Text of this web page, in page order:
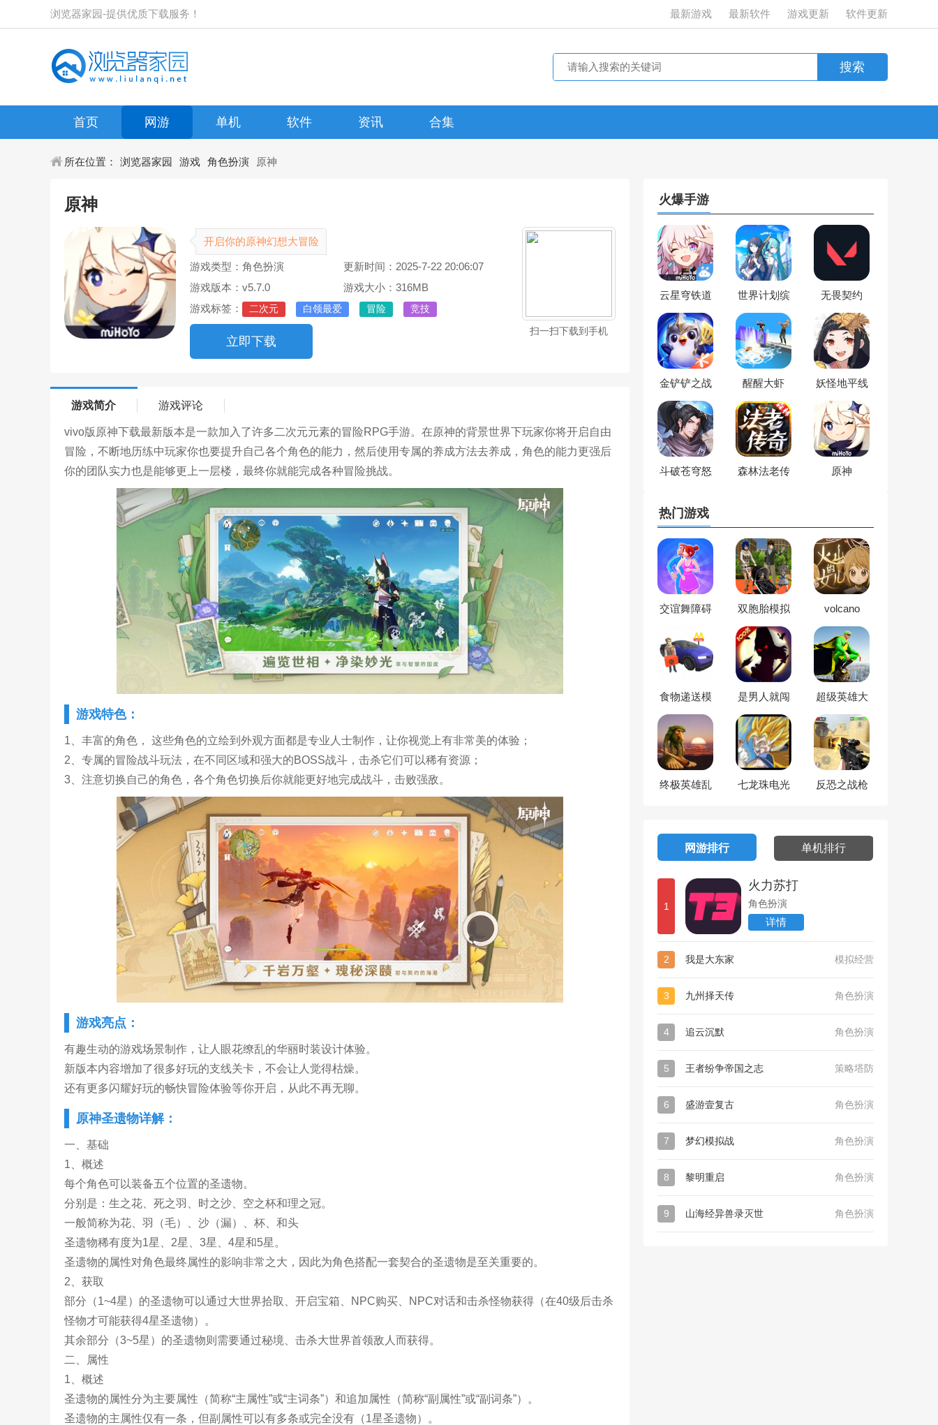
浏览器家园-提供优质下载服务！ 最新游戏 最新软件 游戏更新 软件更新
首页 网游 单机 软件 资讯 合集
所在位置： 浏览器家园 游戏 角色扮演 原神
原神
开启你的原神幻想大冒险
游戏类型：角色扮演
更新时间：2025-7-22 20:06:07
游戏版本：v5.7.0
游戏大小：316MB
游戏标签：
二次元 白领最爱 冒险 竞技
立即下载
扫一扫下载到手机
游戏简介 游戏评论
vivo版原神下载最新版本是一款加入了许多二次元元素的冒险RPG手游。在原神的背景世界下玩家你将开启自由
冒险，不断地历练中玩家你也要提升自己各个角色的能力，然后使用专属的养成方法去养成，角色的能力更强后
你的团队实力也是能够更上一层楼，最终你就能完成各种冒险挑战。
游戏特色：
1、丰富的角色， 这些角色的立绘到外观方面都是专业人士制作，让你视觉上有非常美的体验；
2、专属的冒险战斗玩法，在不同区域和强大的BOSS战斗，击杀它们可以稀有资源；
3、注意切换自己的角色，各个角色切换后你就能更好地完成战斗，击败强敌。
游戏亮点：
有趣生动的游戏场景制作，让人眼花缭乱的华丽时装设计体验。
新版本内容增加了很多好玩的支线关卡，不会让人觉得枯燥。
还有更多闪耀好玩的畅快冒险体验等你开启，从此不再无聊。
原神圣遗物详解：
一、基础
1、概述
每个角色可以装备五个位置的圣遗物。
分别是：生之花、死之羽、时之沙、空之杯和理之冠。
一般简称为花、羽（毛）、沙（漏）、杯、和头
圣遗物稀有度为1星、2星、3星、4星和5星。
圣遗物的属性对角色最终属性的影响非常之大，因此为角色搭配一套契合的圣遗物是至关重要的。
2、获取
部分（1~4星）的圣遗物可以通过大世界拾取、开启宝箱、NPC购买、NPC对话和击杀怪物获得（在40级后击杀
怪物才可能获得4星圣遗物）。
其余部分（3~5星）的圣遗物则需要通过秘境、击杀大世界首领敌人而获得。
二、属性
1、概述
圣遗物的属性分为主要属性（简称“主属性”或“主词条”）和追加属性（简称“副属性”或“副词条”）。
圣遗物的主属性仅有一条，但副属性可以有多条或完全没有（1星圣遗物）。
火爆手游
云星穹铁道
世界计划缤
无畏契约
金铲铲之战 醒醒大虾 妖怪地平线
斗破苍穹怒
森林法老传
原神
热门游戏
交谊舞障碍
双胞胎模拟
volcano
食物递送模
是男人就闯
超级英雄大
终极英雄乱
七龙珠电光
反恐之战枪
网游排行 单机排行
1
火力苏打
角色扮演
详情
2 我是大东家 模拟经营
3 九州择天传 角色扮演
4 追云沉默 角色扮演
5 王者纷争帝国之志 策略塔防
6 盛游壹复古 角色扮演
7 梦幻模拟战 角色扮演
8 黎明重启 角色扮演
9 山海经异兽录灭世 角色扮演